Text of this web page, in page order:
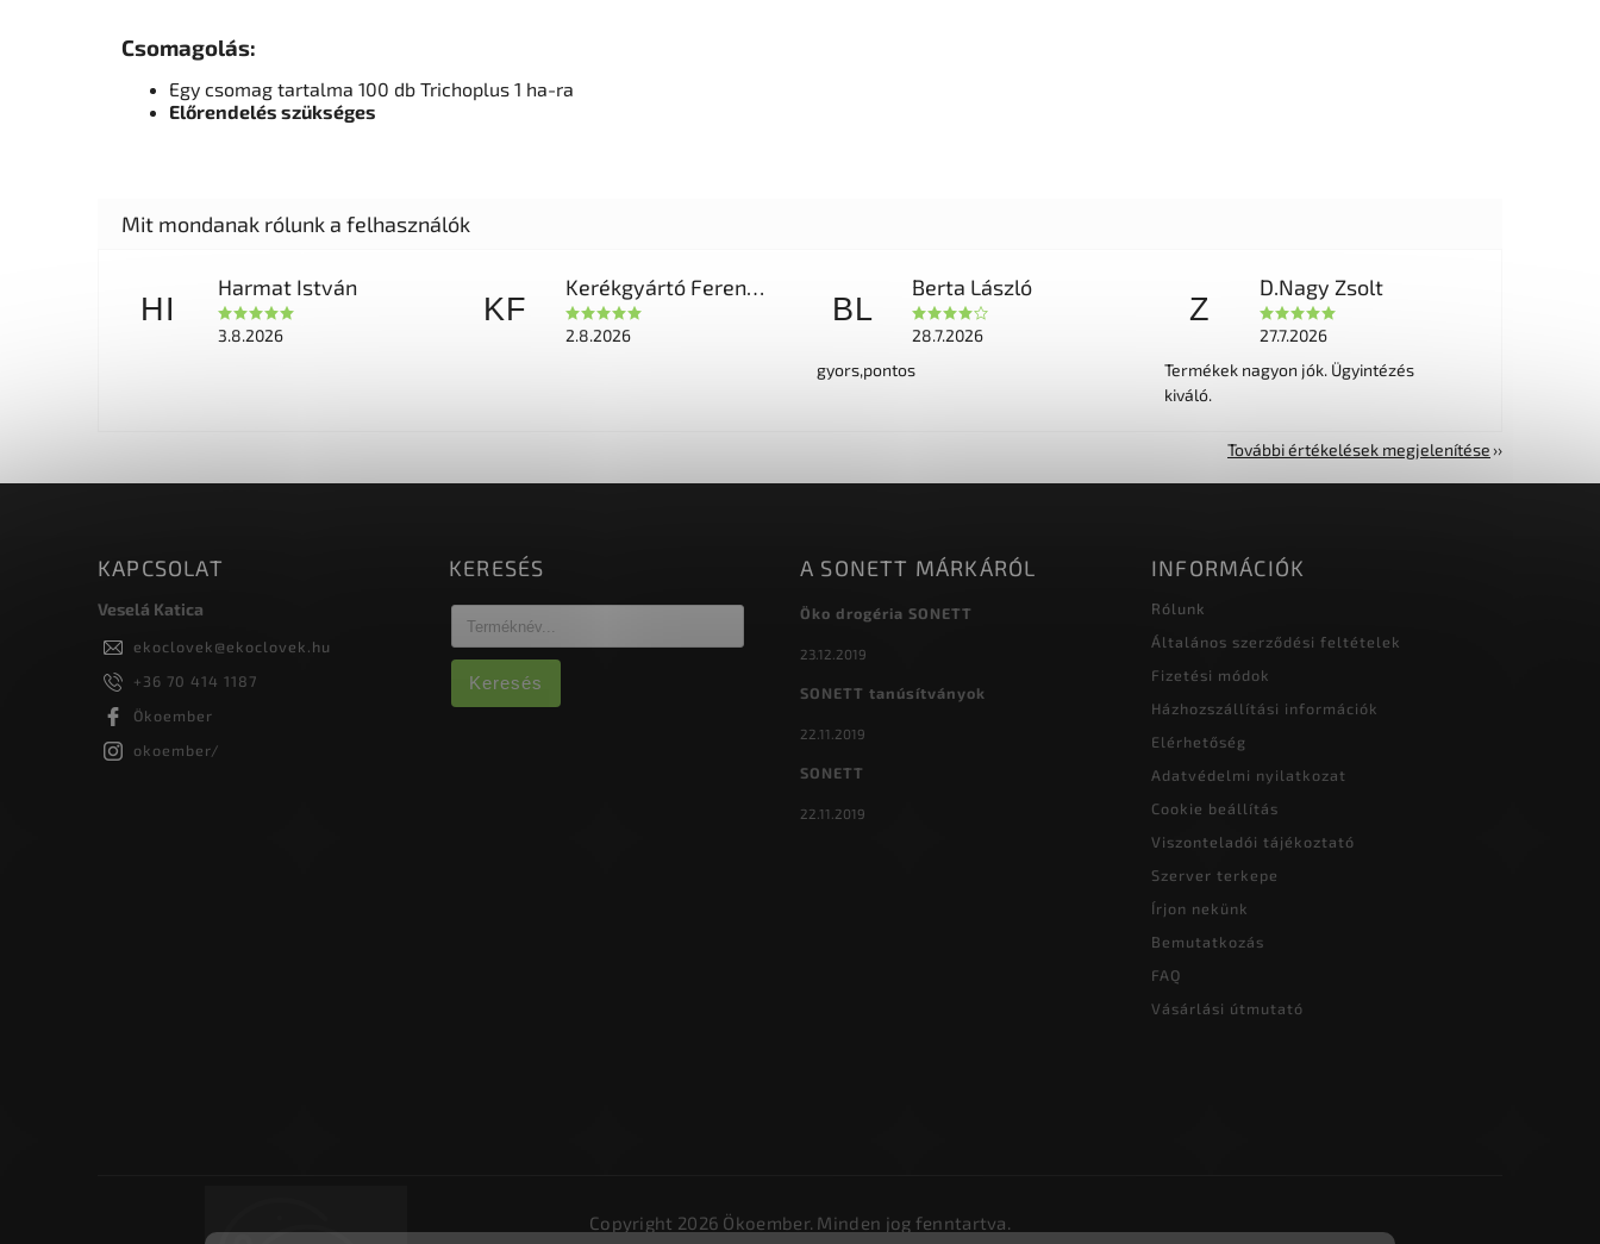
Csomagolás:
Egy csomag tartalma 100 db Trichoplus 1 ha-ra
Előrendelés szükséges
HI
Harmat István
3.8.2026
KF
Kerékgyártó Ferencné
2.8.2026
BL
Berta László
28.7.2026
gyors,pontos
Z
D.Nagy Zsolt
27.7.2026
Termékek nagyon jók. Ügyintézés
kiváló.
További értékelések megjelenítése
KAPCSOLAT
Veselá Katica
ekoclovek@ekoclovek.hu
+36 70 414 1187
Ökoember
okoember/
KERESÉS
Keresés
A SONETT MÁRKÁRÓL
Öko drogéria SONETT
23.12.2019
SONETT tanúsítványok
22.11.2019
SONETT
22.11.2019
INFORMÁCIÓK
Rólunk
Általános szerződési feltételek
Fizetési módok
Házhozszállítási információk
Elérhetőség
Adatvédelmi nyilatkozat
Cookie beállítás
Viszonteladói tájékoztató
Szerver terkepe
Írjon nekünk
Bemutatkozás
FAQ
Vásárlási útmutató
Copyright 2026 Ökoember. Minden jog fenntartva.